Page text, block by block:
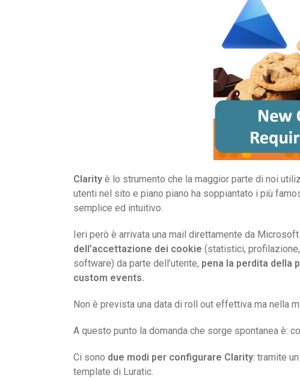
Clarity è lo strumento che la maggior parte di noi
utenti nel sito e piano piano ha soppiantato i più
semplice ed intuitivo.
Ieri però è arrivata una mail direttamente da Microsoft
dell’accettazione dei cookie (statistici,
software) da parte dell’utente, pena la perdita della
custom events.
Non è prevista una data di roll out effettiva ma nella
A questo punto la domanda che sorge spontanea è:
Ci sono due modi per configurare Clarity: tramite
template di Luratic.